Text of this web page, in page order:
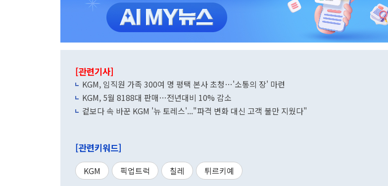
[관련기사]
KGM, 임직원 가족 300여 명 평택 본사 초청…'소통의 장' 마련
KGM, 5월 8188대 판매…전년대비 10% 감소
겉보다 속 바꾼 KGM '뉴 토레스'..."파격 변화 대신 고객 불만 지웠다"
[관련키워드]
KGM 픽업트럭 칠레 튀르키예